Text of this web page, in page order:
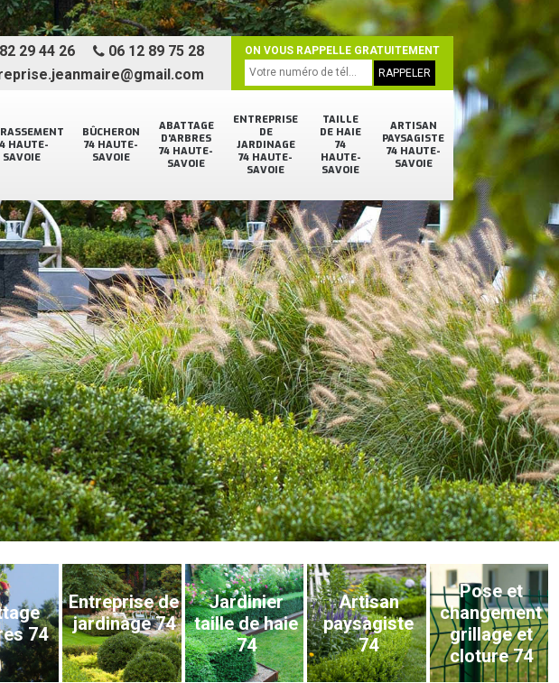
HAUTE-
SAVOIE
BÛCHERON
74 HAUTE-
SAVOIE
ABATTAGE
D'ARBRES
74 HAUTE-
SAVOIE
ENTREPRISE
DE
JARDINAGE
74 HAUTE-
SAVOIE
TAILLE
DE HAIE
74
HAUTE-
SAVOIE
ARTISAN
PAYSAGISTE
74 HAUTE-
SAVOIE
29 44 26
06 12 89 75 28
ON VOUS RAPPELLE GRATUITEMENT
74
Entreprise de
jardinage 74
Jardinier
taille de haie
74
Artisan
paysagiste
74
Pose et
changement
grillage et
cloture 74